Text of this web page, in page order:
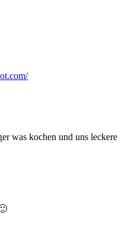
was kochen und uns leckere